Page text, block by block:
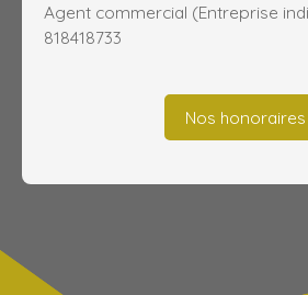
Agent commercial (Entreprise
818418733
Nos honoraires